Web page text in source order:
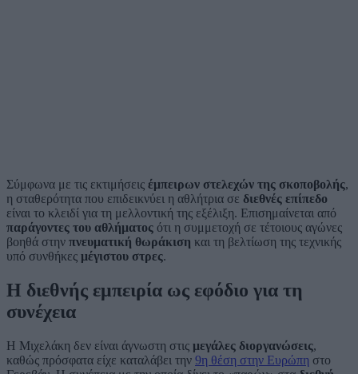
Σύμφωνα με τις εκτιμήσεις έμπειρων στελεχών της σκοποβολής,
η σταθερότητα που επιδεικνύει η αθλήτρια σε διεθνές επίπεδο
είναι το κλειδί για τη μελλοντική της εξέλιξη. Επισημαίνεται από
παράγοντες του αθλήματος ότι η συμμετοχή σε τέτοιους αγώνες
βοηθά στην πνευματική θωράκιση και τη βελτίωση της τεχνικής
υπό συνθήκες μέγιστου στρες.
Η διεθνής εμπειρία ως εφόδιο για τη
συνέχεια
Η Μιχελάκη δεν είναι άγνωστη στις μεγάλες διοργανώσεις,
καθώς πρόσφατα είχε καταλάβει την 9η θέση στην Ευρώπη στο